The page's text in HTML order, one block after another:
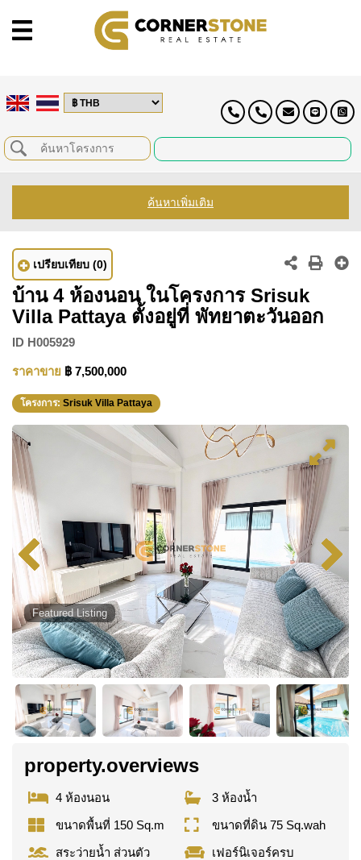
ค้นหาเพิ่มเติม
เปรียบเทียบ (0)
บ้าน 4 ห้องนอน ในโครงการ Srisuk
Villa Pattaya ตั้งอยู่ที่ พัทยาตะวันออก
ID H005929
ราคาขาย ฿ 7,500,000
โครงการ: Srisuk Villa Pattaya
Featured Listing
property.overviews
4 ห้องนอน
3 ห้องน้ำ
ขนาดพื้นที่ 150 Sq.m
ขนาดที่ดิน 75 Sq.wah
สระว่ายน้ำ ส่วนตัว
เฟอร์นิเจอร์ครบ